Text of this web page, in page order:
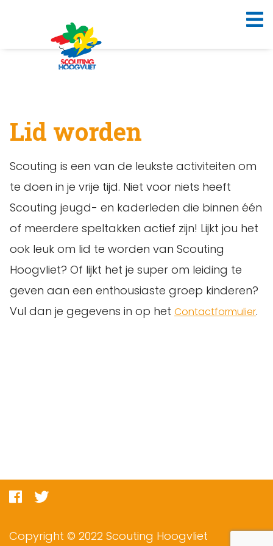
Lid worden
Scouting is een van de leukste activiteiten om
te doen in je vrije tijd. Niet voor niets heeft
Scouting jeugd- en kaderleden die binnen één
of meerdere speltakken actief zijn! Lijkt jou het
ook leuk om lid te worden van Scouting
Hoogvliet? Of lijkt het je super om leiding te
geven aan een enthousiaste groep kinderen?
Vul dan je gegevens in op het Contactformulier.
Copyright © 2022 Scouting Hoogvliet